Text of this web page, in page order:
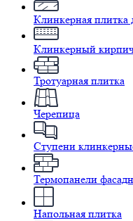
Клинкерная плитка
Клинкерный
Тротуарная плитка
Черепица
Ступени
Термопанели
Напольная плитка